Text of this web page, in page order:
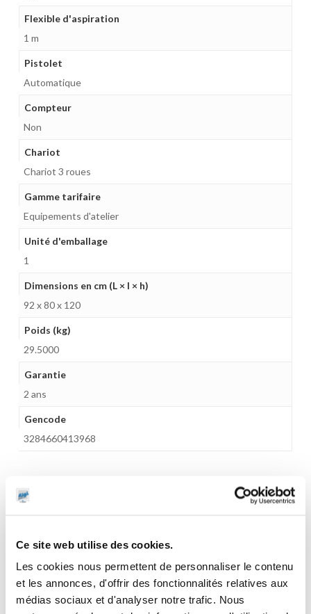
Ce site web utilise des cookies.
Les cookies nous permettent de personnaliser le contenu
et les annonces, d'offrir des fonctionnalités relatives aux
médias sociaux et d'analyser notre trafic. Nous
Flexible d'aspiration
1 m
Pistolet
Automatique
Compteur
Non
Chariot
Chariot 3 roues
Gamme tarifaire
Equipements d'atelier
Unité d'emballage
1
Dimensions en cm (L × l × h)
92 x 80 x 120
Poids (kg)
29.5000
Garantie
2 ans
Gencode
3284660413968
INTERESSER